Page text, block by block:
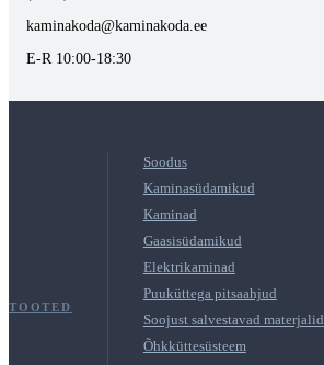
kaminakoda@kaminakoda.ee
E-R 10:00-18:30
TOOTED
Soodus
Kaminasüdamikud
Kaminad
Gaasisüdamikud
Elektrikaminad
Puuküttega pitsaahjud
Soojust salvestavad materjalid
Õhkküttesüsteem